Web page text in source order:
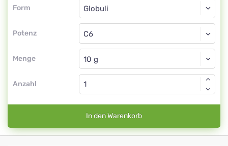
Form
Potenz
Globuli
C6
Menge
Globuli
Anzahl
In den Warenkorb